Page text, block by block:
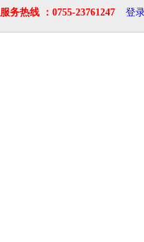
服务热线 ：0755-23761247 登